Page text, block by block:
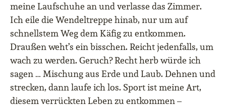
meine Laufschuhe an und verlasse das Zimmer.
Ich eile die Wendeltreppe hinab, nur um auf
schnellstem Weg dem Käfig zu entkommen.
Draußen weht’s ein bisschen. Reicht jedenfalls, um
wach zu werden. Geruch? Recht herb würde ich
sagen … Mischung aus Erde und Laub. Dehnen und
strecken, dann laufe ich los. Sport ist meine Art,
diesem verrückten Leben zu entkommen –